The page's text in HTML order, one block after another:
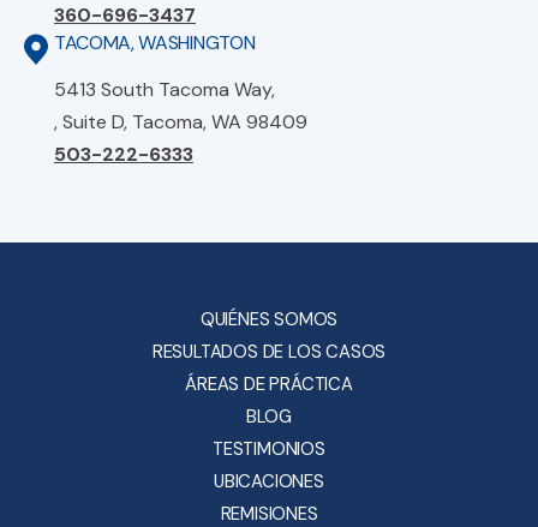
360-696-3437
TACOMA, WASHINGTON
5413 South Tacoma Way,
, Suite D, Tacoma, WA 98409
503-222-6333
QUIÉNES SOMOS
RESULTADOS DE LOS CASOS
ÁREAS DE PRÁCTICA
BLOG
TESTIMONIOS
UBICACIONES
REMISIONES